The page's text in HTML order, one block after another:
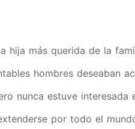
hija más querida de la
hombres deseaban
nunca estuve
por todo el